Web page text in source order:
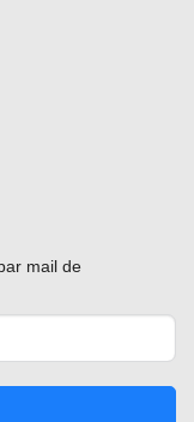
mail de